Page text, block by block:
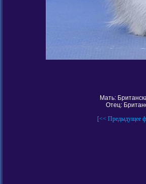
Мать:
Отец:
[<< Предыдущее